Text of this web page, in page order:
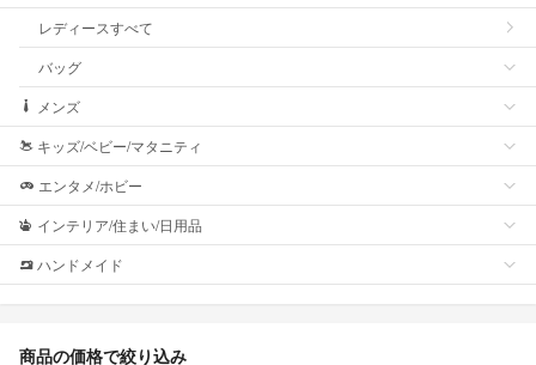
レディースすべて
バッグ
メンズ
キッズ/ベビー/マタニティ
エンタメ/ホビー
インテリア/住まい/日用品
ハンドメイド
商品の価格で絞り込み